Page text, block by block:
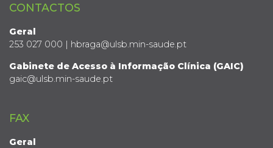
CONTACTOS
Geral
253 027 000 | hbraga@ulsb.min-saude.pt
Gabinete de Acesso à Informação Clínica (GAIC)
gaic@ulsb.min-saude.pt
FAX
Geral